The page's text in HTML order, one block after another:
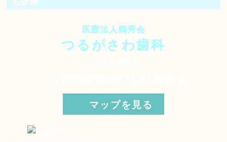
医療法人鶴秀会
つるがさわ歯科
マップを見る